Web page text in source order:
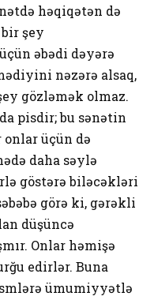
həqiqətən də
şey
əbədi dəyərə
nəzərə alsaq,
gözləmək olmaz.
pisdir; bu sənətin
üçün də
daha səylə
göstərə biləcəkləri
görə ki, gərəkli
düşüncə
Onlar həmişə
edirlər. Buna
ümumiyyətlə